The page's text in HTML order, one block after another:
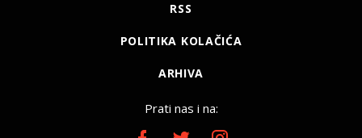
RSS
POLITIKA KOLAČIĆA
ARHIVA
Prati nas i na: